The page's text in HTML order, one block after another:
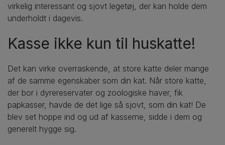
virkelig interessant og sjovt legetøj, der kan holde dem
underholdt i dagevis.
Kasse ikke kun til huskatte!
Det kan virke overraskende, at store katte deler mange
af de samme egenskaber som din kat. Når store katte,
der bor i dyrereservater og zoologiske haver, fik
papkasser, havde de det lige så sjovt, som din kat! De
blev set hoppe ind og ud af kasserne, sidde i dem og
generelt hygge sig.